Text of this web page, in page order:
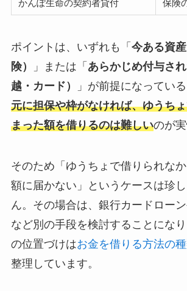
かんぽ生命の契約者貸付 保険
ポイントは、いずれも「 今ある資
険）
」または「 あらかじめ付与さ
越・カード）
」が前提になっている
元に担保や枠がなければ、ゆうち
まった額を借りるのは難しいのが実
そのため「ゆうちょで借りられな
額に届かない」というケースは珍
ん。その場合は、銀行カードロー
など別の手段を検討することにな
の位置づけはお金を借りる方法の
整理しています。